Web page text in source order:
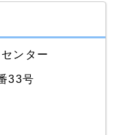
ンター
33号